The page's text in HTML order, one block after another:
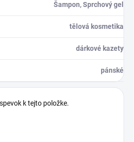
Šampon, Sprchový gel
tělová kosmetika
dárkové kazety
pánské
k tejto položke.